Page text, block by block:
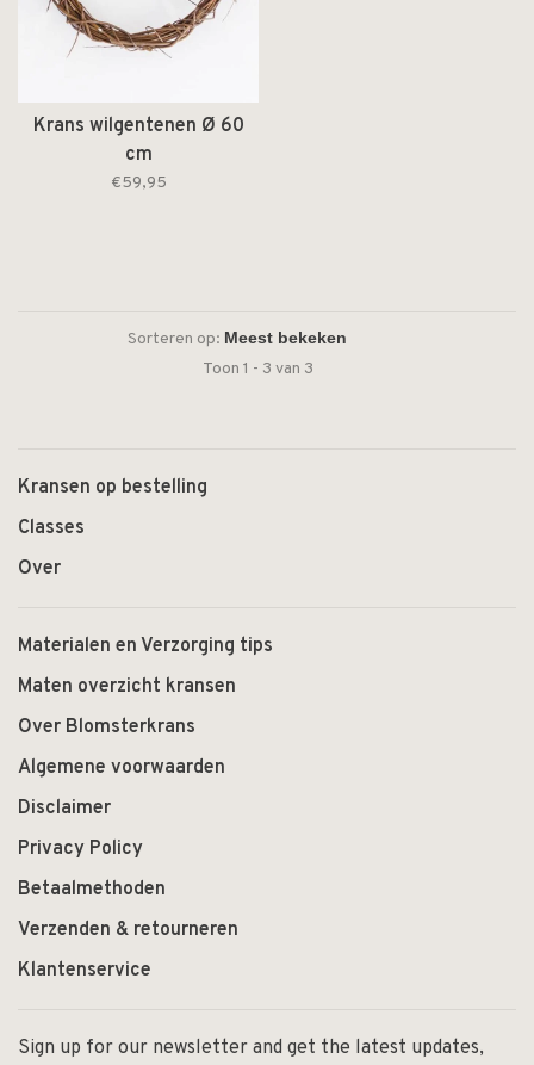
Krans wilgentenen Ø 60
cm
€59,95
Sorteren op:
Toon 1 - 3 van 3
Kransen op bestelling
Classes
Over
Materialen en Verzorging tips
Maten overzicht kransen
Over Blomsterkrans
Algemene voorwaarden
Disclaimer
Privacy Policy
Betaalmethoden
Verzenden & retourneren
Klantenservice
Sign up for our newsletter and get the latest updates,